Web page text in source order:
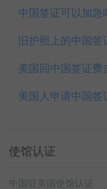
中国签证可以加急
美国回中国签证费
美国人申请中国
使馆认证
中国驻美国使馆认证